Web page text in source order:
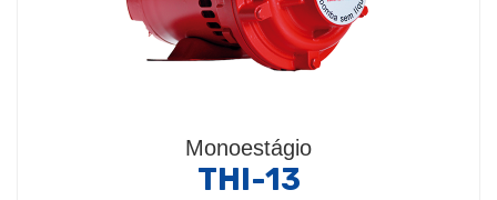
Monoestágio
THI-13